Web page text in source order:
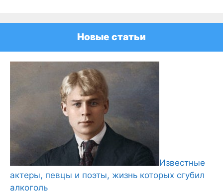
Новые статьи
Известные
актеры, певцы и поэты, жизнь которых сгубил
алкоголь